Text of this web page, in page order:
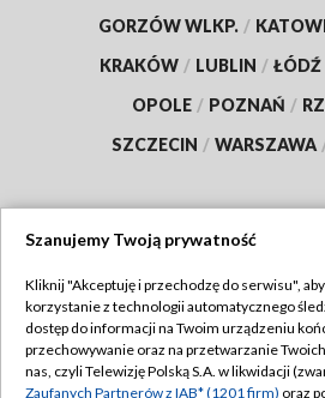
GORZÓW WLKP. /
KRAKÓW / LUBLIN / ŁÓDŹ
OPOLE / POZNAŃ /
SZCZECIN / WARSZAWA
TVP
Abonament TVP
Emisja w TVP
Regulamin
Szanujemy Twoją prywatność
Kliknij "Akceptuję i przechodzę do serwisu",
korzystanie z technologii automatycznego
dostęp do informacji na Twoim urządzeniu
przechowywanie oraz na przetwarzanie
nas, czyli Telewizję Polską S.A. w likwidacji
Zaufanych Partnerów z IAB* (1201 firm) oraz